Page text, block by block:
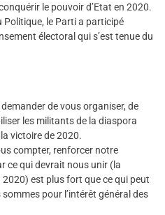
le pouvoir d’Etat en 2020.
le Parti a participé
électoral qui s’est tenue du
de vous organiser, de
les militants de la diaspora
victoire de 2020.
compter, renforcer notre
ce qui devrait nous unir (la
est plus fort que ce qui peut
pour l’intérêt général des